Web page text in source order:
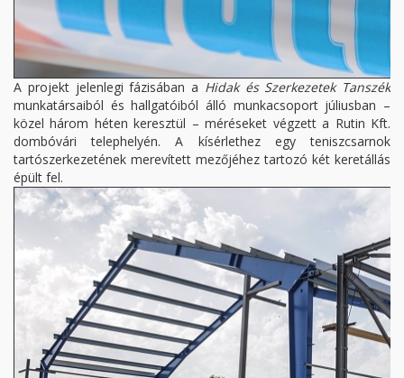
A projekt jelenlegi fázisában a Hidak és Szerkezetek Tanszék
munkatársaiból és hallgatóiból álló munkacsoport júliusban –
közel három héten keresztül – méréseket végzett a Rutin Kft.
dombóvári telephelyén. A kísérlethez egy teniszcsarnok
tartószerkezetének merevített mezőjéhez tartozó két keretállás
épült fel.